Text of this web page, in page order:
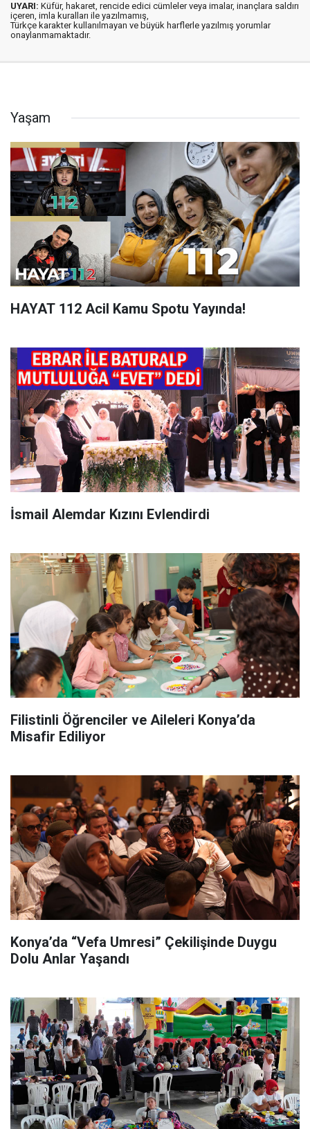
UYARI: Küfür, hakaret, rencide edici cümleler veya imalar, inançlara saldırı
içeren, imla kuralları ile yazılmamış,
Türkçe karakter kullanılmayan ve büyük harflerle yazılmış yorumlar
onaylanmamaktadır.
Yaşam
HAYAT 112 Acil Kamu Spotu Yayında!
İsmail Alemdar Kızını Evlendirdi
Filistinli Öğrenciler ve Aileleri Konya’da
Misafir Ediliyor
Konya’da “Vefa Umresi” Çekilişinde Duygu
Dolu Anlar Yaşandı